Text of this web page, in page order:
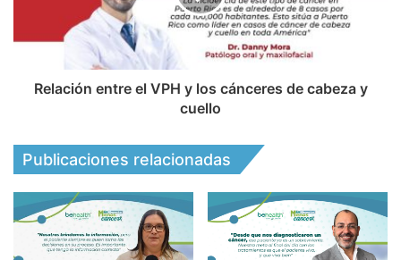
Relación entre el VPH y los cánceres de cabeza y
cuello
Publicaciones relacionadas